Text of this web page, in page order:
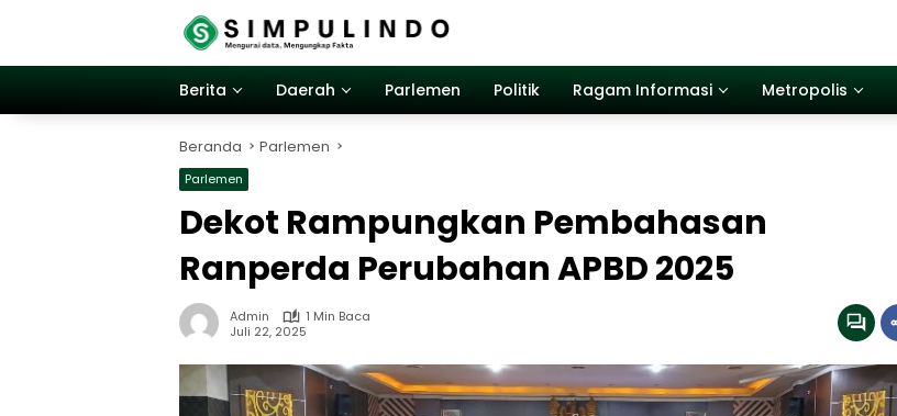
Berita
Daerah Parlemen Politik Ragam Informasi Metropolis
Beranda Parlemen
Parlemen
Dekot Rampungkan Pembahasan
Ranperda Perubahan APBD 2025
Admin
1 Min Baca
Juli 22, 2025